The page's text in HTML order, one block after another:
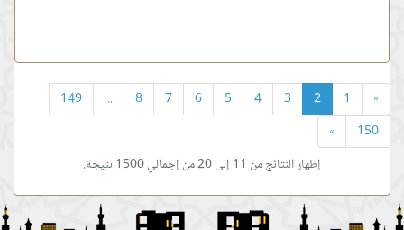
«
1
2
3
4
5
6
7
8
...
149
150
»
إظهار النتائج من 11 إلى 20 من إجمالي 1500 نتيجة.